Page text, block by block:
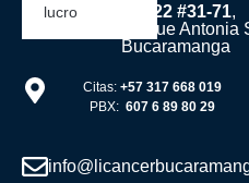
lucro
Cra. 22 #31-71,
Frente al parque Antonia
Bucaramanga
Citas:+57 317 668 019
PBX:607 6 89 80 29